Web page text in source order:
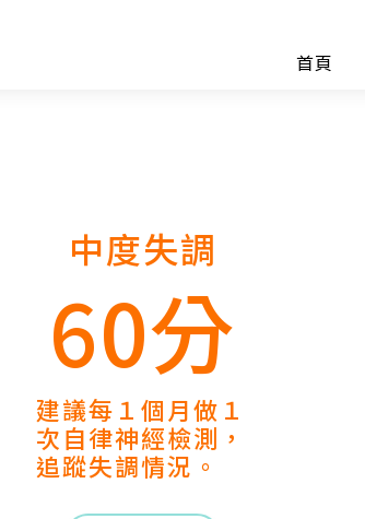
首頁
中度失調
60分
建議每１個月做１
次自律神經檢測，
追蹤失調情況。